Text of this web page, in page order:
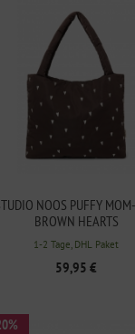
NOOS PUFFY
BROWN HEARTS
1-2 Tage, DHL Paket
59,95 €